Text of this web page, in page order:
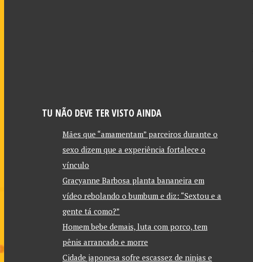
TU NÃO DEVE TER VISTO AINDA
Mães que “amamentam” parceiros durante o
sexo dizem que a experiência fortalece o
vínculo
Gracyanne Barbosa planta bananeira em
vídeo rebolando o bumbum e diz: “Sextou e a
gente tá como?”
Homem bebe demais, luta com porco, tem
pênis arrancado e morre
Cidade japonesa sofre escassez de ninjas e